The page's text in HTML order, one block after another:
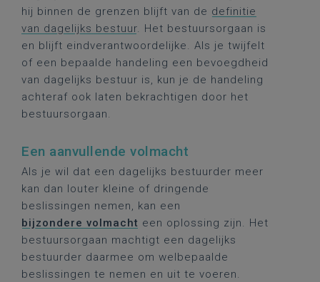
hij binnen de grenzen blijft van de definitie
van dagelijks bestuur. Het bestuursorgaan is
en blijft eindverantwoordelijke. Als je twijfelt
of een bepaalde handeling een bevoegdheid
van dagelijks bestuur is, kun je de handeling
achteraf ook laten bekrachtigen door het
bestuursorgaan.
Een aanvullende volmacht
Als je wil dat een dagelijks bestuurder meer
kan dan louter kleine of dringende
beslissingen nemen, kan een
bijzondere volmacht een oplossing zijn. Het
bestuursorgaan machtigt een dagelijks
bestuurder daarmee om welbepaalde
beslissingen te nemen en uit te voeren.